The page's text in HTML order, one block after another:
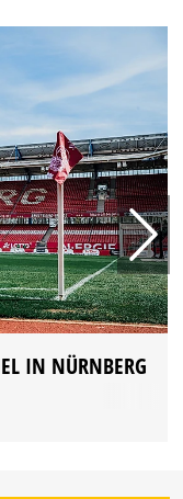
IN NÜRNBERG